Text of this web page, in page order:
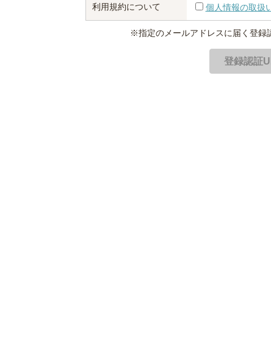
利用規約について 個人情報の取扱
※指定のメールアドレスに届く登録